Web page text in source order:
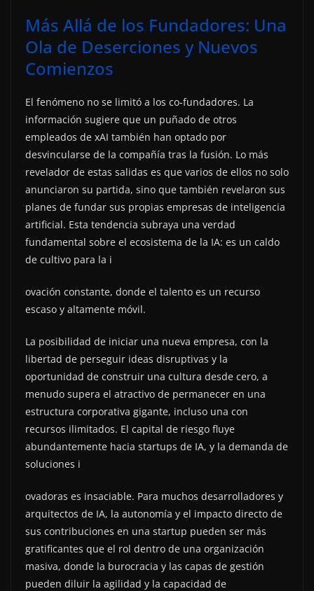
Más Allá de los Fundadores: Una
Ola de Deserciones y Nuevos
Comienzos
El fenómeno no se limitó a los co-fundadores. La
información sugiere que un puñado de otros
empleados de xAI también han optado por
desvincularse de la compañía tras la fusión. Lo más
revelador de estas salidas es que varios de ellos no solo
anunciaron su partida, sino que también revelaron sus
planes de fundar sus propias empresas de inteligencia
artificial. Esta tendencia subraya una verdad
fundamental sobre el ecosistema de la IA: es un caldo
de cultivo para la i
ovación constante, donde el talento es un recurso
escaso y altamente móvil.
La posibilidad de iniciar una nueva empresa, con la
libertad de perseguir ideas disruptivas y la
oportunidad de construir una cultura desde cero, a
menudo supera el atractivo de permanecer en una
estructura corporativa gigante, incluso una con
recursos ilimitados. El capital de riesgo fluye
abundantemente hacia startups de IA, y la demanda de
soluciones i
ovadoras es insaciable. Para muchos desarrolladores y
arquitectos de IA, la autonomía y el impacto directo de
sus contribuciones en una startup pueden ser más
gratificantes que el rol dentro de una organización
masiva, donde la burocracia y las capas de gestión
pueden diluir la agilidad y la capacidad de